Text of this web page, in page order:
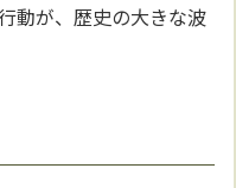
動が、歴史の大きな波